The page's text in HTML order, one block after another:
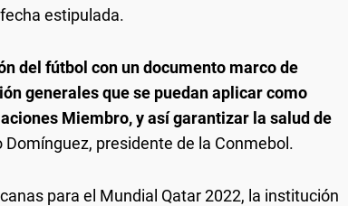
estipulada.
del fútbol con un documento marco de
generales que se puedan aplicar como
Miembro, y así garantizar la salud de
presidente de la Conmebol.
para el Mundial Qatar 2022, la institución